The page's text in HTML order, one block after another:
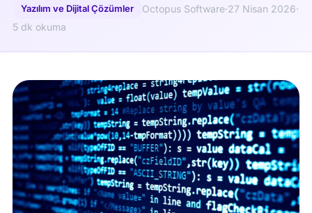
Yazılım ve Dijital Çözümler Octopus Software·27 Nisan 2026·
5 dk okuma